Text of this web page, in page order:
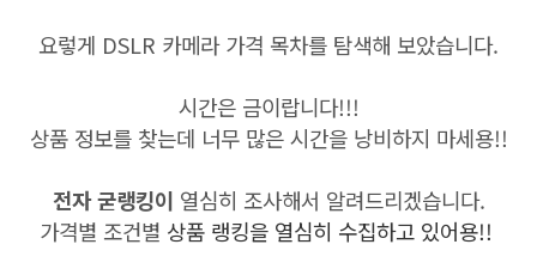
요렇게 DSLR 카메라 가격 목차를 탐색해 보았습니다.
시간은 금이랍니다!!!
상품 정보를 찾는데 너무 많은 시간을 낭비하지 마세용!!
전자 굳랭킹이 열심히 조사해서 알려드리겠습니다.
가격별 조건별 상품 랭킹을 열심히 수집하고 있어용!!